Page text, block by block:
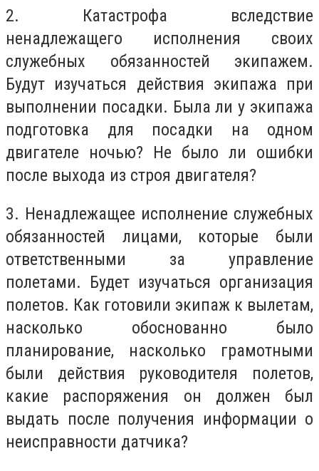
2. Катастрофа вследствие
ненадлежащего исполнения своих
служебных обязанностей экипажем.
Будут изучаться действия экипажа при
выполнении посадки. Была ли у экипажа
подготовка для посадки на одном
двигателе ночью? Не было ли ошибки
после выхода из строя двигателя?
3. Ненадлежащее исполнение служебных
обязанностей лицами, которые были
ответственными за управление
полетами. Будет изучаться организация
полетов. Как готовили экипаж к вылетам,
насколько обоснованно было
планирование, насколько грамотными
были действия руководителя полетов,
какие распоряжения он должен был
выдать после получения информации о
неисправности датчика?